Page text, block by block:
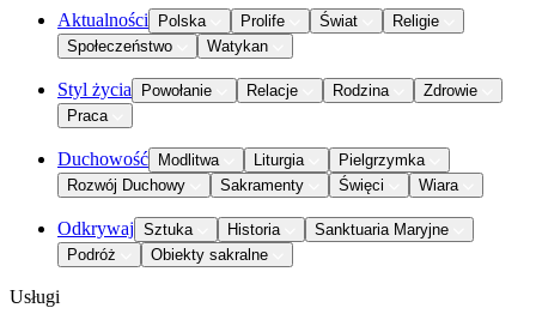
Aktualności Polska Prolife Świat
Religie
Społeczeństwo
Watykan
Styl życia Powołanie Relacje Rodzina
Zdrowie
Praca
Duchowość Modlitwa Liturgia
Pielgrzymka
Rozwój Duchowy
Sakramenty Święci Wiara
Odkrywaj Sztuka Historia
Sanktuaria Maryjne
Podróż
Obiekty sakralne
Usługi